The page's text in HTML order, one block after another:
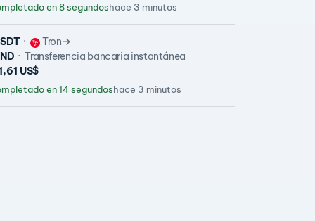
en 8 segundoshace 3 minutos
Tron
Transferencia bancaria instantánea
US$
en 14 segundoshace 3 minutos